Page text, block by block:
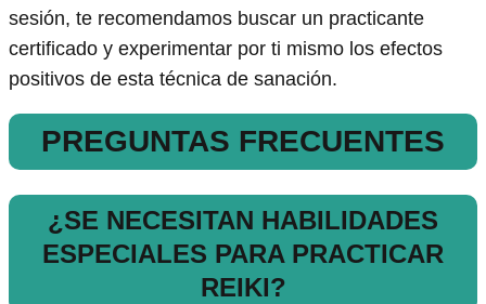
sesión, te recomendamos buscar un practicante
certificado y experimentar por ti mismo los efectos
positivos de esta técnica de sanación.
PREGUNTAS FRECUENTES
¿SE NECESITAN HABILIDADES
ESPECIALES PARA PRACTICAR
REIKI?